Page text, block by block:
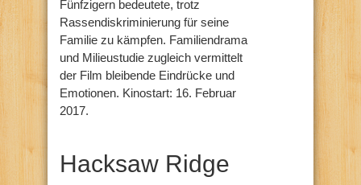
Fünfzigern bedeutete, trotz
Rassendiskriminierung für seine
Familie zu kämpfen. Familiendrama
und Milieustudie zugleich vermittelt
der Film bleibende Eindrücke und
Emotionen. Kinostart: 16. Februar
2017.
Hacksaw Ridge